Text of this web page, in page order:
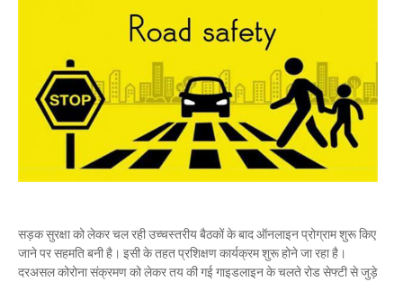
सड़क सुरक्षा को लेकर चल रही उच्चस्तरीय बैठकों के बाद ऑनलाइन प्रोग्राम शुरू किए
जाने पर सहमति बनी है। इसी के तहत प्रशिक्षण कार्यक्रम शुरू होने जा रहा है।
दरअसल कोरोना संक्रमण को लेकर तय की गई गाइडलाइन के चलते रोड सेफ्टी से जुड़े